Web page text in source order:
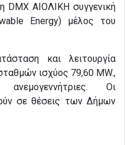
DMX ΑΙΟΛΙΚΗ συγγενική
Energy) μέλος του
και λειτουργία
ισχύος 79,60 MW.,
Οι
σε θέσεις των Δήμων